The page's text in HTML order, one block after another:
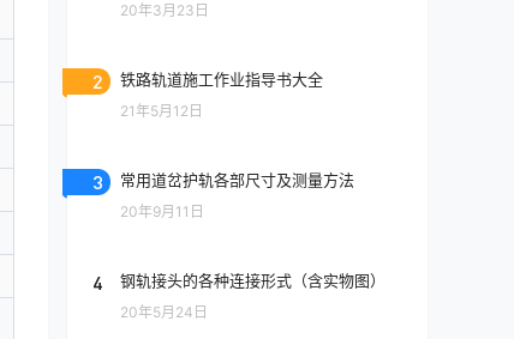
20年3月23日
2 铁路轨道施工作业指导书大全
21年5月12日
3 常用道岔护轨各部尺寸及测量方法
20年9月11日
4 钢轨接头的各种连接形式（含实物图）
20年5月24日